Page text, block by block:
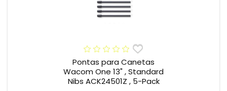
Pontas para Canetas
Wacom One 13" , Standard
Nibs ACK24501Z , 5-Pack